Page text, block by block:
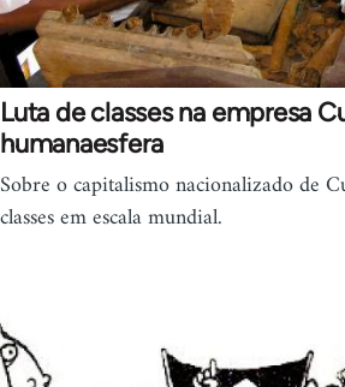
Luta de classes na empresa
humanaesfera
Sobre o capitalismo nacionalizado de
classes em escala mundial.